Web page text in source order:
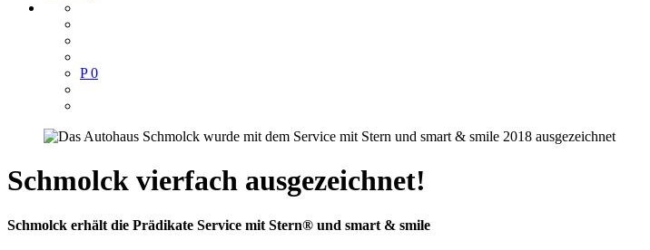
P 0
Schmolck vierfach ausgezeichnet!
Schmolck erhält die Prädikate Service mit Stern® und smart & smile